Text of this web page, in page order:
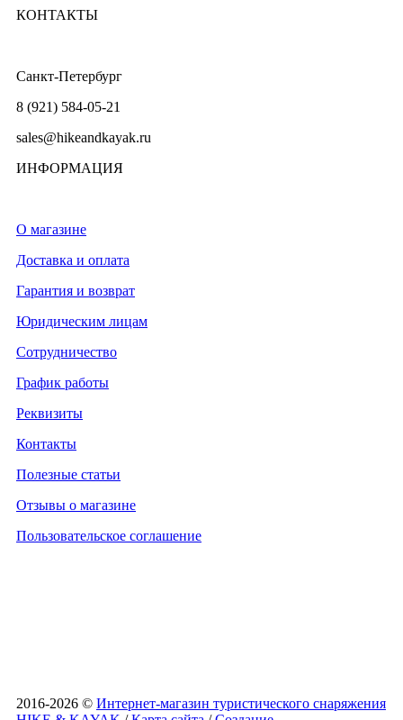
КОНТАКТЫ
Санкт-Петербург
8 (921) 584-05-21
sales@hikeandkayak.ru
ИНФОРМАЦИЯ
О магазине
Доставка и оплата
Гарантия и возврат
Юридическим лицам
Сотрудничество
График работы
Реквизиты
Контакты
Полезные статьи
Отзывы о магазине
Пользовательское соглашение
2016-2026 © Интернет-магазин туристического снаряжения